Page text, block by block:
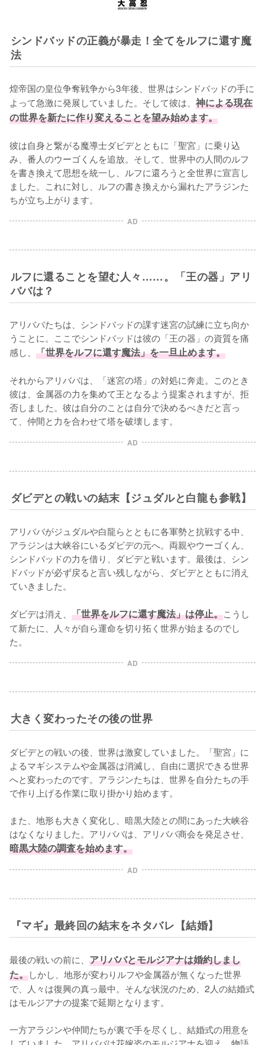
シンドバッドの正義が暴走！全てをルフに還す魔
法
煌帝国の皇位争奪戦争から3年後、世界はシンドバッドの手に
よって急激に発展していました。そして彼は、 神による現在
の世界を新たに作り変えることを望み始めます。
彼は自身と繋がる魔導士ダビデとともに「聖宮」に乗り込
み、番人のウーゴくんを追放。そして、世界中の人間のルフ
を書き換えて思想を統一し、ルフに還ろうと全世界に宣言し
ました。これに対し、ルフの書き換えから漏れたアラジンた
ちが立ち上がります。
AD
ルフに還ることを望む人々……。「王の器」アリ
ババは？
アリババたちは、シンドバッドの課す迷宮の試練に立ち向か
うことに。ここでシンドバッドは彼の「王の器」の資質を痛
感し、 「世界をルフに還す魔法」を一旦止めます。
それからアリババは、「迷宮の塔」の対処に奔走。このとき
彼は、金属器の力を集めて王となるよう提案されますが、拒
否しました。彼は自分のことは自分で決めるべきだと言っ
て、仲間と力を合わせて塔を破壊します。
AD
ダビデとの戦いの結末【ジュダルと白龍も参戦】
アリババがジュダルや白龍らとともに各軍勢と抗戦する中、
アラジンは大峡谷にいるダビデの元へ。両親やウーゴくん、
シンドバッドの力を借り、ダビデと戦います。最後は、シン
ドバッドが必ず戻ると言い残しながら、ダビデとともに消え
ていきました。
ダビデは消え、 「世界をルフに還す魔法」は停止。こうし
て新たに、人々が自ら運命を切り拓く世界が始まるのでし
た。
AD
大きく変わったその後の世界
ダビデとの戦いの後、世界は激変していました。「聖宮」に
よるマギシステムや金属器は消滅し、自由に選択できる世界
へと変わったのです。アラジンたちは、世界を自分たちの手
で作り上げる作業に取り掛かり始めます。
また、地形も大きく変化し、暗黒大陸との間にあった大峡谷
はなくなりました。アリババは、アリババ商会を発足させ、
暗黒大陸の調査を始めます。
AD
『マギ』最終回の結末をネタバレ【結婚】
最後の戦いの前に、 アリババとモルジアナは婚約しまし
た。しかし、地形が変わりルフや金属器が無くなった世界
で、人々は復興の真っ最中。そんな状況のため、2人の結婚式
はモルジアナの提案で延期となります。
一方アラジンや仲間たちが裏で手を尽くし、結婚式の用意を